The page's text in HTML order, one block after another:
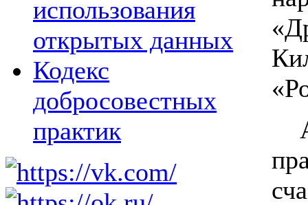
использования
открытых данных
Кодекс
добросовестных
практик